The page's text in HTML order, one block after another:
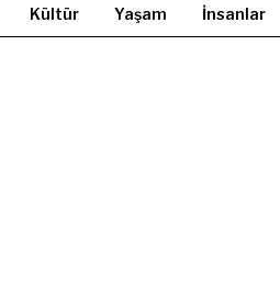
Kültür Yaşam İnsanlar